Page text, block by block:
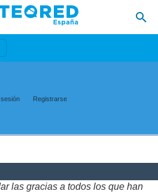
Registrarse
las gracias a todos los que han